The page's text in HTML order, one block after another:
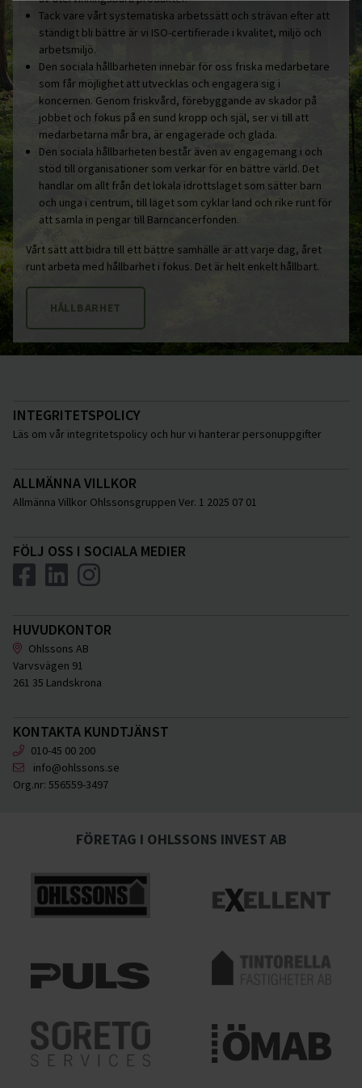
Sjöbo
Skara
Staffanstorp
Surahammar
Svalöv
Svedala
Tomelilla
Upplands-Bro
Vara
Varberg
Vellinge
Västerås
Örkelljunga
Katrineholm
Flen
Tack vare vårt systematiska arbetssätt och strävan efter att
ständigt bli bättre är vi ISO-certifierade i kvalitet, miljö och
arbetsmiljö.
Den sociala hållbarheten innebär för oss friska medarbetare
som får möjlighet att utvecklas och engagera sig i
koncernen. Genom friskvård, förebyggande av skador på
jobbet och fokus på en sund kropp och själ, ser vi till att
medarbetarna mår bra, är engagerade och glada.
Den sociala hållbarheten består även av engagemang i och
stöd till organisationer som verkar för en bättre värld. Det
handlar om allt från det lokala idrottslaget som sätter barn
och unga i centrum, till laget som cyklar land och rike runt för
att samla in pengar till Barncancerfonden.
Vårt sätt att bidra till ett bättre samhälle är att varje dag, året
runt arbeta med hållbarhet i fokus. Det är helt enkelt hållbart.
HÅLLBARHET
INTEGRITETSPOLICY
Läs om vår integritetspolicy och hur vi hanterar personuppgifter
ALLMÄNNA VILLKOR
Allmänna Villkor Ohlssonsgruppen Ver. 1 2025 07 01
FÖLJ OSS I SOCIALA MEDIER
HUVUDKONTOR
Ohlssons AB
Varvsvägen 91
261 35 Landskrona
KONTAKTA KUNDTJÄNST
010-45 00 200
info@ohlssons.se
Org.nr: 556559-3497
FÖRETAG I OHLSSONS INVEST AB